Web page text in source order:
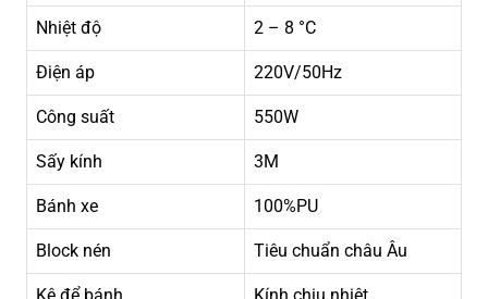
Nhiệt độ 2 – 8 °C
Điện áp 220V/50Hz
Công suất 550W
Sấy kính 3M
Bánh xe 100%PU
Block nén Tiêu chuẩn châu Âu